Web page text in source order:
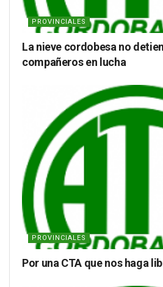
PROVINCIALES
La nieve cordobesa no
compañeros en lucha
PROVINCIALES
Por una CTA que nos haga